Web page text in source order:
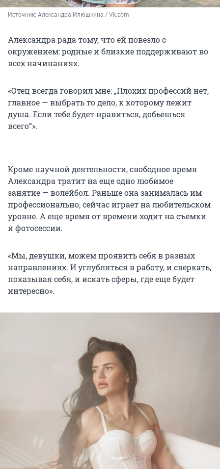
Источник: Александра Илюшкина / Vk.com
Александра рада тому, что ей повезло с
окружением: родные и близкие поддерживают во
всех начинаниях.
«Отец всегда говорил мне: „Плохих профессий нет,
главное — выбрать то дело, к которому лежит
душа. Если тебе будет нравиться, добьешься
всего“».
Кроме научной деятельности, свободное время
Александра тратит на еще одно любимое
занятие — волейбол. Раньше она занималась им
профессионально, сейчас играет на любительском
уровне. А еще время от времени ходит на съемки
и фотосессии.
«Мы, девушки, можем проявить себя в разных
направлениях. И углубляться в работу, и сверкать,
показывая себя, и искать сферы, где еще будет
интересно».